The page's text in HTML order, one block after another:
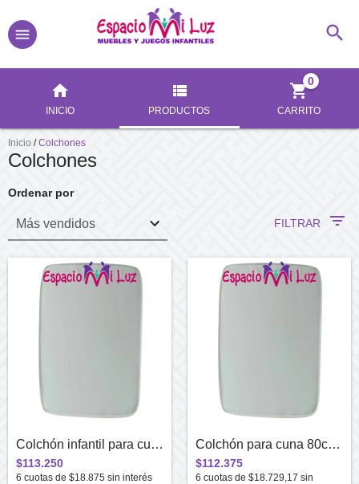
INICIO PRODUCTOS CARRITO
0
Inicio / Colchones
Colchones
Ordenar por
FILTRAR
Colchón infantil para cuna (90cmx60cm)
$113.250
6 cuotas de $18.875 sin interés
Colchón para cuna 80cm x 50cm
$112.375
6 cuotas de $18.729,17 sin